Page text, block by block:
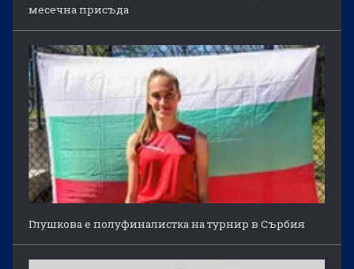
месечна присъда
Глушкова е полуфиналистка на турнир в Сърбия